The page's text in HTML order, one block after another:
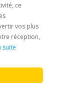
ce
vos plus
réception,
suite